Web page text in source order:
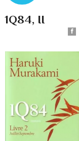
1Q84, II